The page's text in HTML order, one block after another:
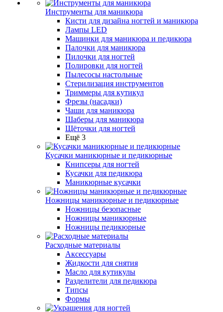
Инструменты для маникюра
Кисти для дизайна ногтей и маникюра
Лампы LED
Машинки для маникюра и педикюра
Палочки для маникюра
Пилочки для ногтей
Полировки для ногтей
Пылесосы настольные
Стерилизация инструментов
Триммеры для кутикул
Фрезы (насадки)
Чаши для маникюра
Шаберы для маникюра
Щёточки для ногтей
Ещё 3
Кусачки маникюрные и педикюрные
Книпсеры для ногтей
Кусачки для педикюра
Маникюрные кусачки
Ножницы маникюрные и педикюрные
Ножницы безопасные
Ножницы маникюрные
Ножницы педикюрные
Расходные материалы
Аксессуары
Жидкости для снятия
Масло для кутикулы
Разделители для педикюра
Типсы
Формы